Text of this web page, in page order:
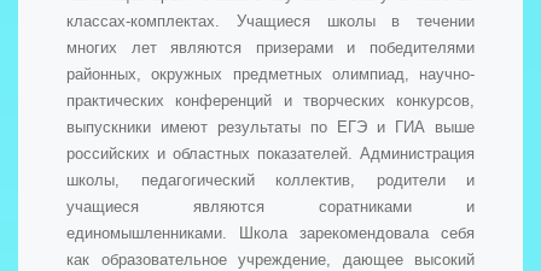
классах-комплектах. Учащиеся школы в течении
многих лет являются призерами и победителями
районных, окружных предметных олимпиад, научно-
практических конференций и творческих конкурсов,
выпускники имеют результаты по ЕГЭ и ГИА выше
российских и областных показателей. Администрация
школы, педагогический коллектив, родители и
учащиеся являются соратниками и
единомышленниками. Школа зарекомендовала себя
как образовательное учреждение, дающее высокий